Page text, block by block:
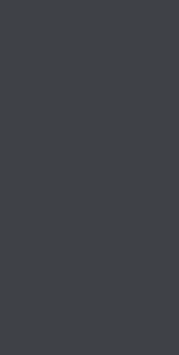
جیمز منگولد و بازی واکین
پیدا می‌کند و اولین ترانه های خود